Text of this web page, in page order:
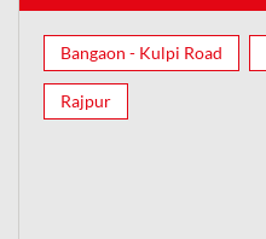
Bangaon - Kulpi Road
Rajpur